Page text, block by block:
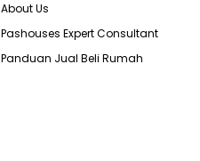
About Us
Pashouses Expert Consultant
Panduan Jual Beli Rumah